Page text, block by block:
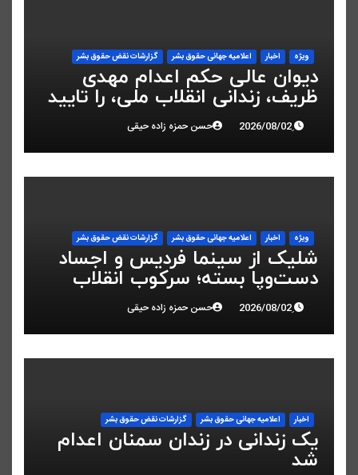
ویژه اخبار اعلاميه جهانی حقوق بشر گزارشات نقض حقوق بشر
دیوان عالی حکم اعدام مهدی
ظریف، زندانی انقلاب ملی، را تایید
کرد حسن حمزه زاده حیقی
ویژه اخبار اعلاميه جهانی حقوق بشر گزارشات نقض حقوق بشر
شلیک از سینما فردیس و اجساد
دست‌وپا بسته؛ سرکوب انقلاب
ملی در البرز حسن حمزه زاده حیقی
اخبار اعلاميه جهانی حقوق بشر گزارشات نقض حقوق بشر
یک زندانی در زندان سمنان اعدام
شد